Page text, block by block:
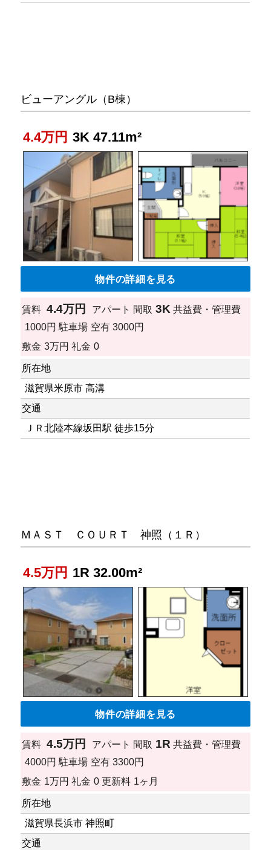
ビューアングル（B棟）
4.4万円 3K 47.11m²
物件の詳細を見る
賃料 4.4万円 アパート 間取 3K 共益費・管理費
1000円 駐車場 空有 3000円
敷金 3万円 礼金 0
所在地
滋賀県米原市 高溝
交通
ＪＲ北陸本線坂田駅 徒歩15分
ＭＡＳＴ ＣＯＵＲＴ 神照（１Ｒ）
4.5万円 1R 32.00m²
物件の詳細を見る
賃料 4.5万円 アパート 間取 1R 共益費・管理費
4000円 駐車場 空有 3300円
敷金 1万円 礼金 0 更新料 1ヶ月
所在地
滋賀県長浜市 神照町
交通